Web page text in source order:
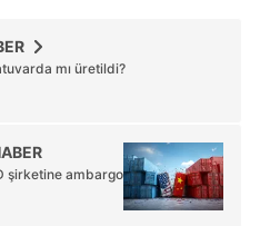
mı üretildi?
şirketine ambargo